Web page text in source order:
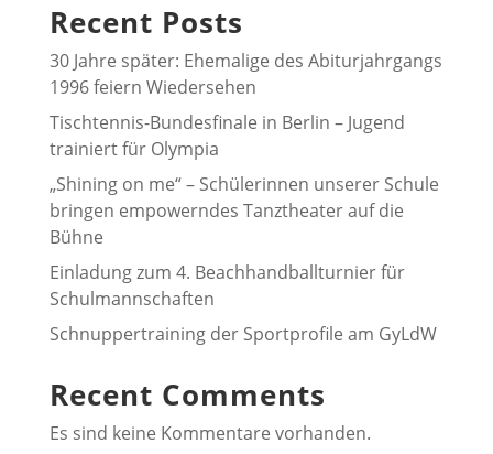
Recent Posts
30 Jahre später: Ehemalige des Abiturjahrgangs
1996 feiern Wiedersehen
Tischtennis-Bundesfinale in Berlin – Jugend
trainiert für Olympia
„Shining on me“ – Schülerinnen unserer Schule
bringen empowerndes Tanztheater auf die
Bühne
Einladung zum 4. Beachhandballturnier für
Schulmannschaften
Schnuppertraining der Sportprofile am GyLdW
Recent Comments
Es sind keine Kommentare vorhanden.